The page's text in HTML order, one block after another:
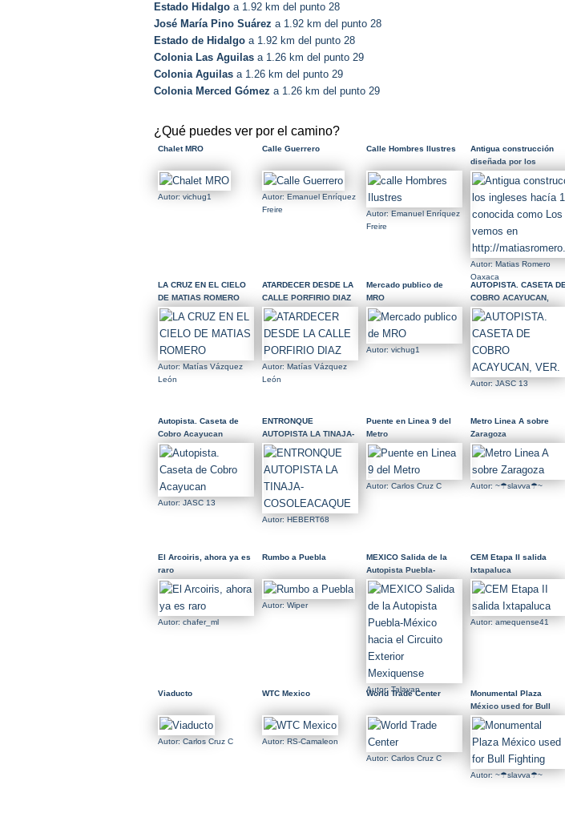
Estado Hidalgo a 1.92 km del punto 28
José María Pino Suárez a 1.92 km del punto 28
Estado de Hidalgo a 1.92 km del punto 28
Colonia Las Aguilas a 1.26 km del punto 29
Colonia Aguilas a 1.26 km del punto 29
Colonia Merced Gómez a 1.26 km del punto 29
¿Qué puedes ver por el camino?
Chalet MRO
Autor: vichug1
Calle Guerrero
Autor: Emanuel Enríquez
Freire
Calle Hombres Ilustres
Autor: Emanuel Enríquez
Freire
Antigua construcción
diseñada por los
ingleses hacía 1908,
mejor conocida como
Los Blocks. Nos vemos
en
Autor: Matias Romero
Oaxaca
LA CRUZ EN EL CIELO
DE MATIAS ROMERO
Autor: Matías Vázquez
León
ATARDECER DESDE LA
CALLE PORFIRIO DIAZ
Autor: Matías Vázquez
León
Mercado publico de
MRO
Autor: vichug1
AUTOPISTA. CASETA
COBRO ACAYUCAN,
VER.
Autor: JASC 13
Autopista. Caseta de
Cobro Acayucan
Autor: JASC 13
ENTRONQUE
AUTOPISTA LA TINAJA-
COSOLEACAQUE
Autor: HEBERT68
Puente en Linea 9 del
Metro
Autor: Carlos Cruz C
Metro Linea A sobre
Zaragoza
Autor: ~☂slavva☂~
El Arcoiris, ahora ya es
raro
Autor: chafer_ml
Rumbo a Puebla
Autor: Wiper
MEXICO Salida de la
Autopista Puebla-
México hacia el Circuito
Exterior Mexiquense
Autor: Talavan
CEM Etapa II salida
Ixtapaluca
Autor: amequense41
Viaducto
Autor: Carlos Cruz C
WTC Mexico
Autor: RS-Camaleon
World Trade Center
Autor: Carlos Cruz C
Monumental Plaza
México used for Bull
Fighting
Autor: ~☂slavva☂~